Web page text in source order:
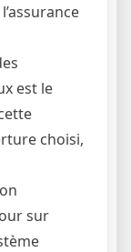
est le
choisi,
sur